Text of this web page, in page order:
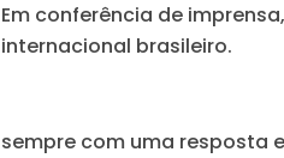
conferência de
brasileiro.
com uma resposta